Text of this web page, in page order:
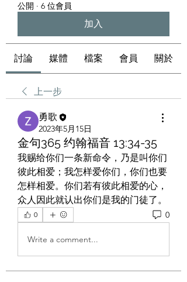
公開 · 6 位會員
加入
討論 媒體 檔案 會員 關於
上一步
勇歌
2023年5月15日
金句365 约翰福音 13:34-35
我赐给你们一条新命令，乃是叫你们
彼此相爱；我怎样爱你们，你们也要
怎样相爱。你们若有彼此相爱的心，
众人因此就认出你们是我的门徒了。
0 0
Write a comment...